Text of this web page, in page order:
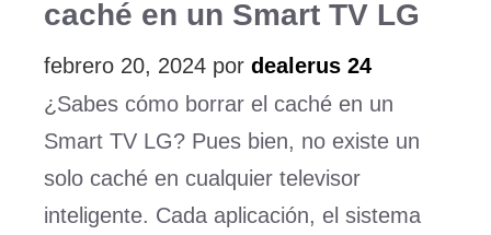
caché en un Smart TV LG
febrero 20, 2024 por dealerus 24
¿Sabes cómo borrar el caché en un
Smart TV LG? Pues bien, no existe un
solo caché en cualquier televisor
inteligente. Cada aplicación, el sistema